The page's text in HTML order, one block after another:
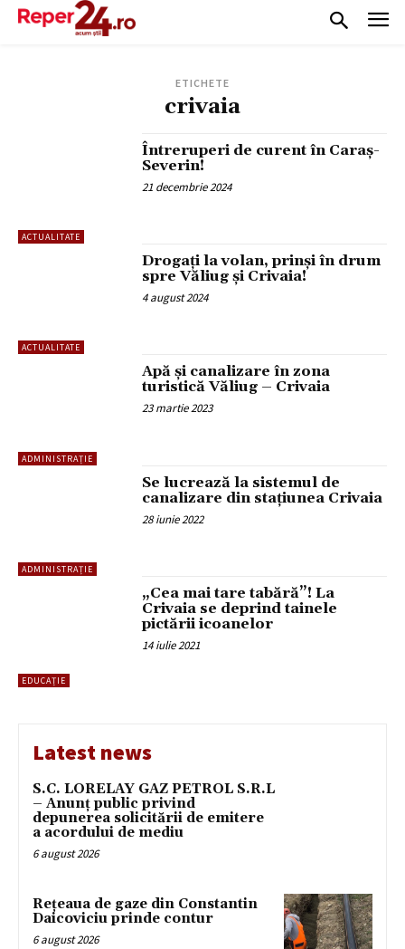
ETICHETE
crivaia
ACTUALITATE
Întreruperi de curent în Caraș-
Severin!
21 decembrie 2024
ACTUALITATE
Drogați la volan, prinși în drum
spre Văliug și Crivaia!
4 august 2024
ADMINISTRAȚIE
Apă și canalizare în zona
turistică Văliug – Crivaia
23 martie 2023
ADMINISTRAȚIE
Se lucrează la sistemul de
canalizare din stațiunea Crivaia
28 iunie 2022
EDUCAȚIE
„Cea mai tare tabără”! La
Crivaia se deprind tainele
pictării icoanelor
14 iulie 2021
Latest news
S.C. LORELAY GAZ PETROL S.R.L
– Anunț public privind
depunerea solicitării de emitere
a acordului de mediu
6 august 2026
Rețeaua de gaze din Constantin
Daicoviciu prinde contur
6 august 2026